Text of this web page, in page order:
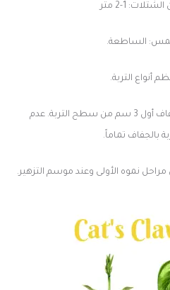
1-2 متر
الساطعة.
أنواع التربة.
الري: بأنتظام وأعتدال أو عند جفاف أول 3 سم من سطح التربة. عدم
بالجفاف تماماً.
نموه الأولى وعند موسم التزهير.